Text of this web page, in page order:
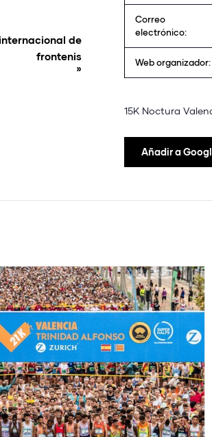
Correo
electrónico:
Web organizador:
15K Noctura
Añadir a
de
frontenis
»